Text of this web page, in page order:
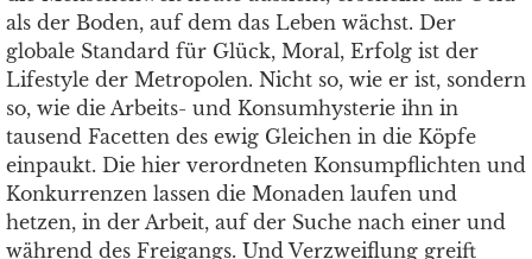
als der Boden, auf dem das Leben wächst. Der
globale Standard für Glück, Moral, Erfolg ist der
Lifestyle der Metropolen. Nicht so, wie er ist, sondern
so, wie die Arbeits- und Konsumhysterie ihn in
tausend Facetten des ewig Gleichen in die Köpfe
einpaukt. Die hier verordneten Konsumpflichten und
Konkurrenzen lassen die Monaden laufen und
hetzen, in der Arbeit, auf der Suche nach einer und
während des Freigangs. Und Verzweiflung greift